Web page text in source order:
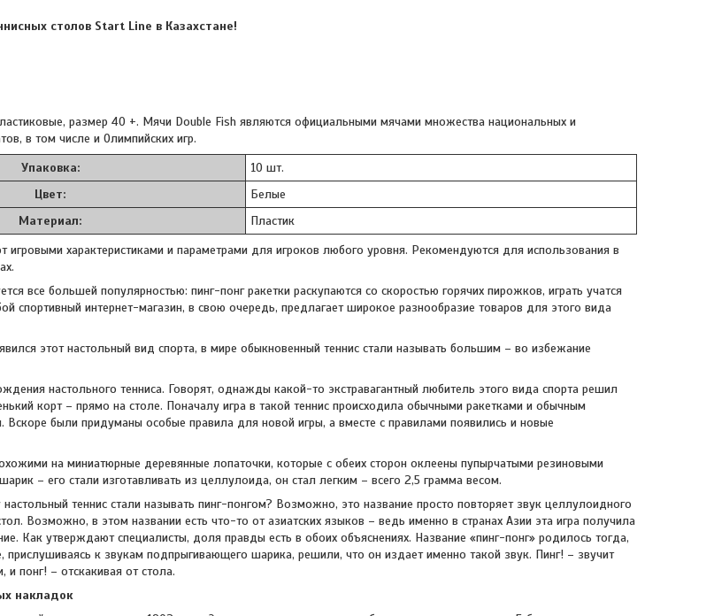
столов Start Line в Казахстане!
размер 40 +. Мячи Double Fish являются официальными мячами множества национальных и
в том числе и Олимпийских игр.
Упаковка:
10 шт.
Цвет:
Белые
Материал:
Пластик
игровыми характеристиками и параметрами для игроков любого уровня. Рекомендуются для использования в
все большей популярностью: пинг-понг ракетки раскупаются со скоростью горячих пирожков, играть учатся
спортивный интернет-магазин, в свою очередь, предлагает широкое разнообразие товаров для этого вида
этот настольный вид спорта, в мире обыкновенный теннис стали называть большим – во избежание
настольного тенниса. Говорят, однажды какой-то экстравагантный любитель этого вида спорта решил
корт – прямо на столе. Поначалу игра в такой теннис происходила обычными ракетками и обычным
были придуманы особые правила для новой игры, а вместе с правилами появились и новые
на миниатюрные деревянные лопаточки, которые с обеих сторон оклеены пупырчатыми резиновыми
– его стали изготавливать из целлулоида, он стал легким – всего 2,5 грамма весом.
теннис стали называть пинг-понгом? Возможно, это название просто повторяет звук целлулоидного
Возможно, в этом названии есть что-то от азиатских языков – ведь именно в странах Азии эта игра получила
Как утверждают специалисты, доля правды есть в обоих объяснениях. Название «пинг-понг» родилось тогда,
прислушиваясь к звукам подпрыгивающего шарика, решили, что он издает именно такой звук. Пинг! – звучит
и понг! – отскакивая от стола.
накладок